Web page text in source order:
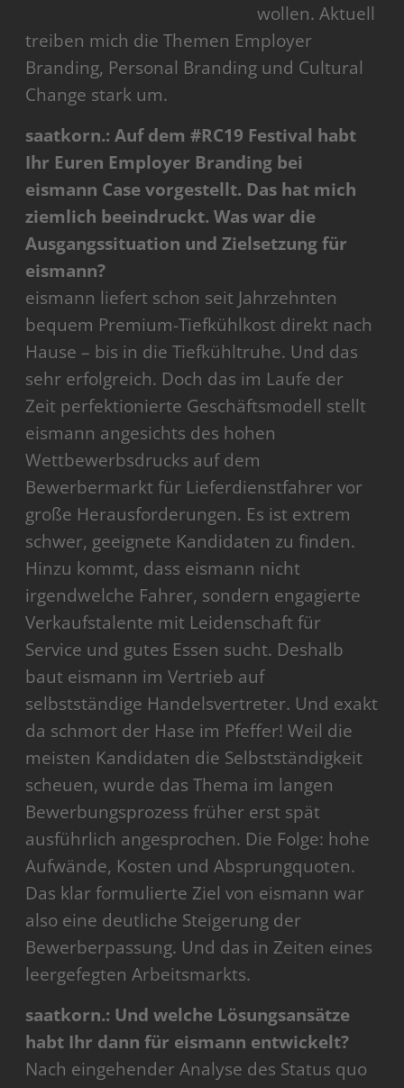
wollen. Aktuell
treiben mich die Themen Employer
Branding, Personal Branding und Cultural
Change stark um.
saatkorn.: Auf dem #RC19 Festival habt
Ihr Euren Employer Branding bei
eismann Case vorgestellt. Das hat mich
ziemlich beeindruckt. Was war die
Ausgangssituation und Zielsetzung für
eismann?
eismann liefert schon seit Jahrzehnten
bequem Premium-Tiefkühlkost direkt nach
Hause – bis in die Tiefkühltruhe. Und das
sehr erfolgreich. Doch das im Laufe der
Zeit perfektionierte Geschäftsmodell stellt
eismann angesichts des hohen
Wettbewerbsdrucks auf dem
Bewerbermarkt für Lieferdienstfahrer vor
große Herausforderungen. Es ist extrem
schwer, geeignete Kandidaten zu finden.
Hinzu kommt, dass eismann nicht
irgendwelche Fahrer, sondern engagierte
Verkaufstalente mit Leidenschaft für
Service und gutes Essen sucht. Deshalb
baut eismann im Vertrieb auf
selbstständige Handelsvertreter. Und exakt
da schmort der Hase im Pfeffer! Weil die
meisten Kandidaten die Selbstständigkeit
scheuen, wurde das Thema im langen
Bewerbungsprozess früher erst spät
ausführlich angesprochen. Die Folge: hohe
Aufwände, Kosten und Absprungquoten.
Das klar formulierte Ziel von eismann war
also eine deutliche Steigerung der
Bewerberpassung. Und das in Zeiten eines
leergefegten Arbeitsmarkts.
saatkorn.: Und welche Lösungsansätze
habt Ihr dann für eismann entwickelt?
Nach eingehender Analyse des Status quo